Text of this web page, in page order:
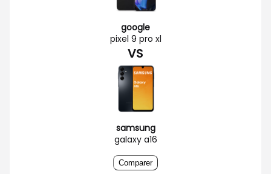
google
pixel 9 pro xl
VS
samsung
galaxy a16
Comparer